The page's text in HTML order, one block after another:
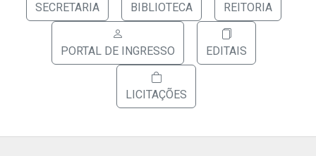
SECRETARIA BIBLIOTECA REITORIA
PORTAL DE INGRESSO EDITAIS
LICITAÇÕES